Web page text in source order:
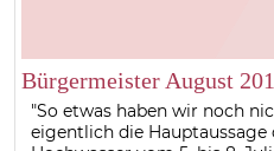
Bürgermeister August
"So etwas haben wir noch
eigentlich die